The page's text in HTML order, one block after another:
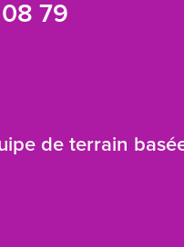
79
de terrain